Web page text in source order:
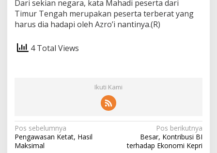
Dari sekian negara, kata Mahadi peserta dari
Timur Tengah merupakan peserta terberat yang
harus dia hadapi oleh Azro’i nantinya.(R)
4 Total Views
Ikuti Kami
N
a
Pos sebelumnya
Pengawasan Ketat, Hasil
Maksimal
Pos berikutnya
Besar, Kontribusi BI
terhadap Ekonomi Kepri